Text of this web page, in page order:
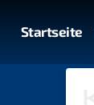
Startseite